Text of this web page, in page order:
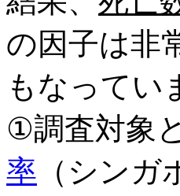
の因子は非
もなってい
①調査対象
率 （シン